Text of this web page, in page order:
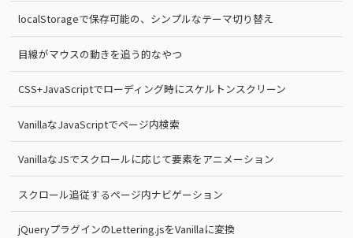
localStorageで保存可能の、シンプルなテーマ切り替え
目線がマウスの動きを追う的なやつ
CSS+JavaScriptでローディング時にスケルトンスクリーン
VanillaなJavaScriptでページ内検索
VanillaなJSでスクロールに応じて要素をアニメーション
スクロール追従するページ内ナビゲーション
jQueryプラグインのLettering.jsをVanillaに変換